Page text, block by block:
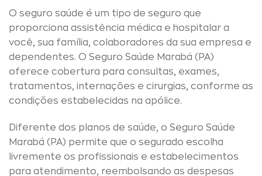
O seguro saúde é um tipo de seguro que
proporciona assistência médica e hospitalar a
você, sua família, colaboradores da sua empresa e
dependentes. O Seguro Saúde Marabá (PA)
oferece cobertura para consultas, exames,
tratamentos, internações e cirurgias, conforme as
condições estabelecidas na apólice.
Diferente dos planos de saúde, o Seguro Saúde
Marabá (PA) permite que o segurado escolha
livremente os profissionais e estabelecimentos
para atendimento, reembolsando as despesas